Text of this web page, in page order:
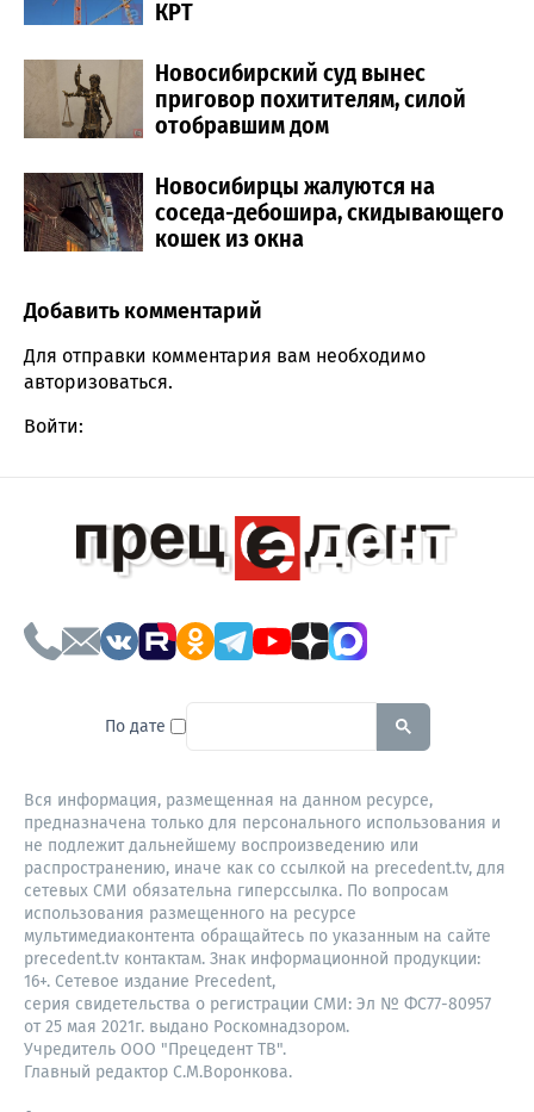
КРТ
Новосибирский суд вынес
приговор похитителям, силой
отобравшим дом
Новосибирцы жалуются на
соседа-дебошира, скидывающего
кошек из окна
Comment section
Добавить комментарий
Для отправки комментария вам необходимо
авторизоваться.
Войти:
По дате To search this site, enter a
Вся информация, размещенная на данном ресурсе,
предназначена только для персонального использования и
не подлежит дальнейшему воспроизведению или
распространению, иначе как со ссылкой на precedent.tv, для
сетевых СМИ обязательна гиперссылка. По вопросам
использования размещенного на ресурсе
мультимедиаконтента обращайтесь по указанным на сайте
precedent.tv контактам. Знак информационной продукции:
16+. Сетевое издание Precedent,
серия свидетельства о регистрации СМИ: Эл № ФС77-80957
от 25 мая 2021г. выдано Роскомнадзором.
Учредитель ООО "Прецедент ТВ".
Главный редактор С.М.Воронкова.